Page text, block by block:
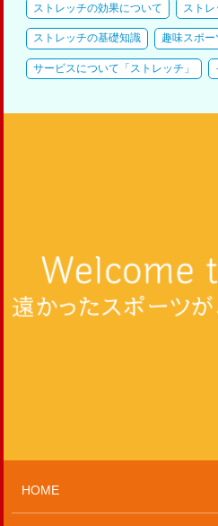
ストレッチの効果について スト
ストレッチの基礎知識 趣味スポ
サービスについて「ストレッチ」
HOME